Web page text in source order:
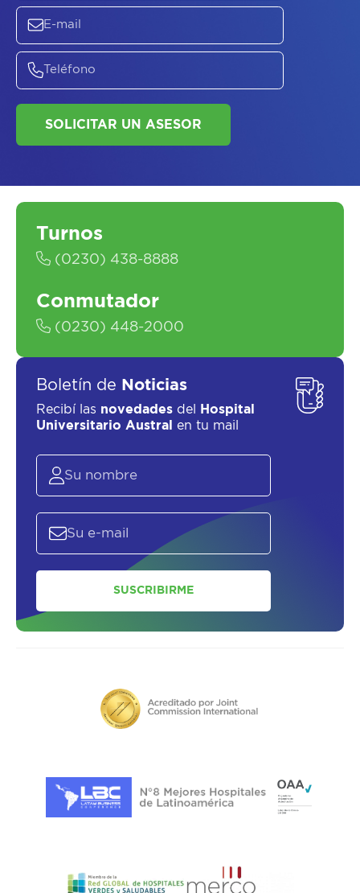
SALUD
Turnos
(0230) 438-8888
Conmutador
(0230) 448-2000
Boletín de Noticias
Recibí las novedades del
Hospital
Universitario Austral
en tu mail
SUSCRIBIRME